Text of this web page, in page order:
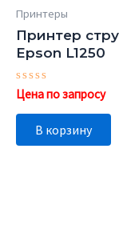
Принтеры
Принтер
Epson L1250
Оценка
0
из
В корзину